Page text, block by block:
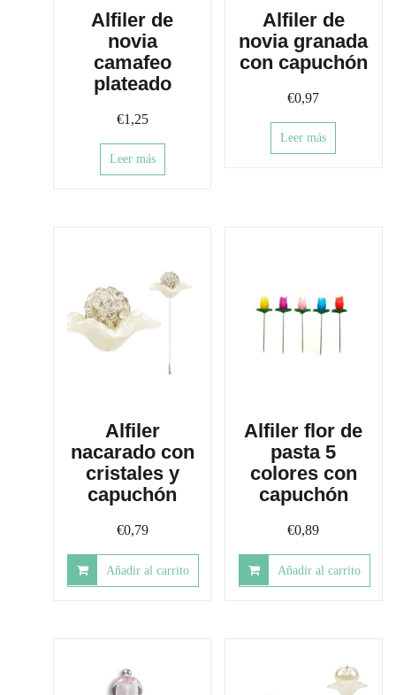
Alfiler de
novia
camafeo
plateado
€1,25
Leer más
Alfiler de
novia granada
con capuchón
€0,97
Leer más
Alfiler
nacarado con
cristales y
capuchón
€0,79
Añadir al carrito
Alfiler flor de
pasta 5
colores con
capuchón
€0,89
Añadir al carrito